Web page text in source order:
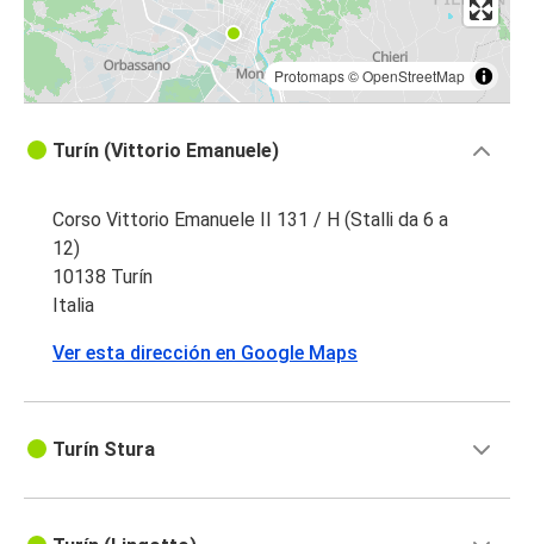
Protomaps©OpenStreetMap
Turín (Vittorio Emanuele)
Corso Vittorio Emanuele II 131 / H (Stalli da 6 a
12)
10138 Turín
Italia
Ver esta dirección en Google Maps
Turín Stura